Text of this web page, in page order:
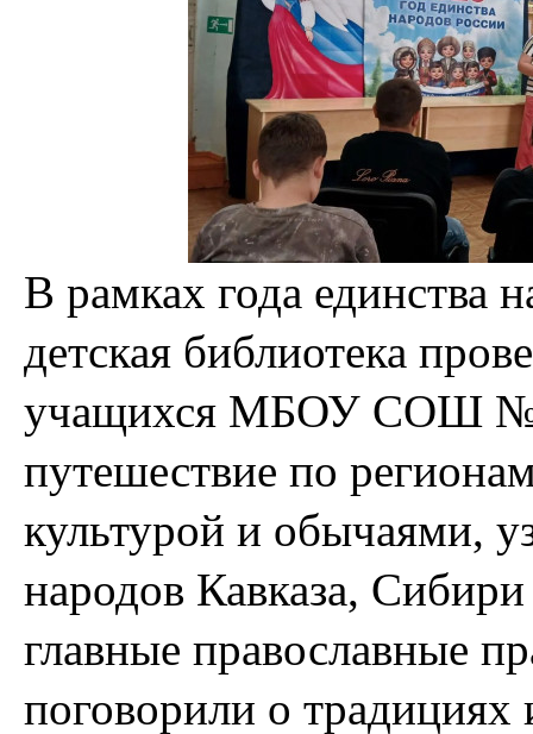
В рамках года единства
детская библиотека
учащихся МБОУ СОШ №1.
путешествие по
культурой и обычаями,
народов Кавказа,
главные православные
поговорили о